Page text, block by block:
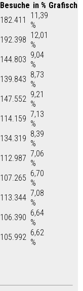
Besuche in % Grafisch
182.411
11,39
%
192.398 12,01
%
144.803 9,04
%
139.843 8,73
%
147.552 9,21
%
114.159 7,13
%
134.319 8,39
%
112.987 7,06
%
107.265 6,70
%
113.344 7,08
%
106.390 6,64
%
105.992 6,62
%